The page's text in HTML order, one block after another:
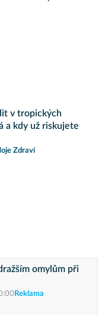
v tropických
a kdy už riskujete
Zdraví
omylům při
Reklama